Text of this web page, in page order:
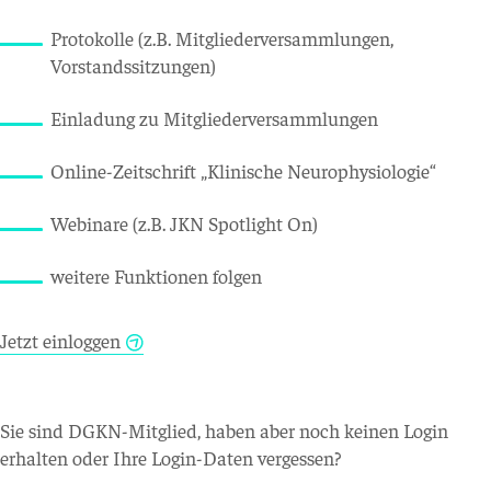
Protokolle (z.B. Mitgliederversammlungen,
Vorstandssitzungen)
Einladung zu Mitgliederversammlungen
Online-Zeitschrift „Klinische Neurophysiologie“
Webinare (z.B. JKN Spotlight On)
weitere Funktionen folgen
Jetzt einloggen
Sie sind DGKN-Mitglied, haben aber noch keinen Login
erhalten oder Ihre Login-Daten vergessen?